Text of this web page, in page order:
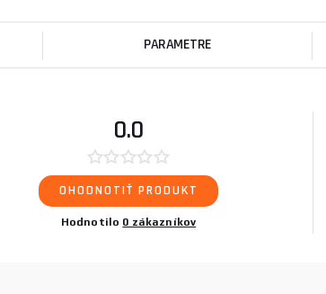
PARAMETRE
0.0
OHODNOTIŤ PRODUKT
Hodnotilo 0 zákazníkov